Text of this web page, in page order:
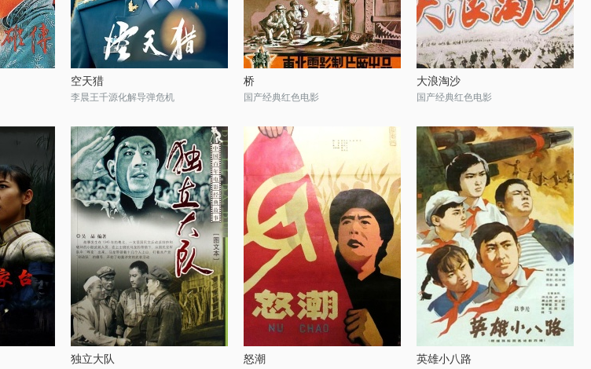
空天猎
李晨王千源化解导弹危机
桥
国产经典红色电影
大浪淘沙
国产经典红色电影
独立大队 怒潮 英雄小八路